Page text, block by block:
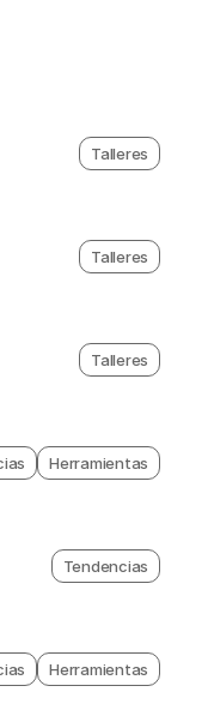
Talleres
Talleres
Talleres
Herramientas
Tendencias
Herramientas